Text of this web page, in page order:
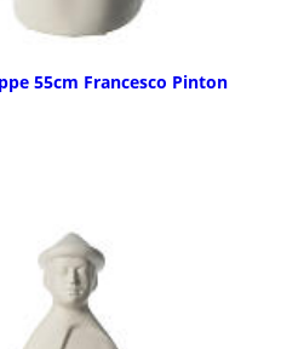
55cm Francesco Pinton